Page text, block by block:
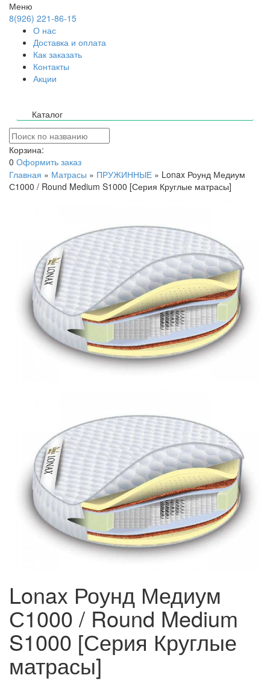
Меню
8(926) 221-86-15
О нас
Доставка и оплата
Как заказать
Контакты
Акции
Каталог
Корзина:
0 Оформить заказ
Главная » Матрасы » ПРУЖИННЫЕ » Lonax Роунд Медиум
С1000 / Round Medium S1000 [Серия Круглые матрасы]
Lonax Роунд Медиум
С1000 / Round Medium
S1000 [Серия Круглые
матрасы]